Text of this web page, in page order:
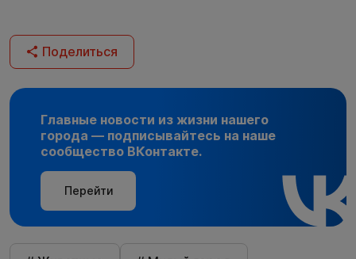
Поделиться
Главные новости из жизни нашего
города — подписывайтесь на наше
сообщество ВКонтакте.
Перейти